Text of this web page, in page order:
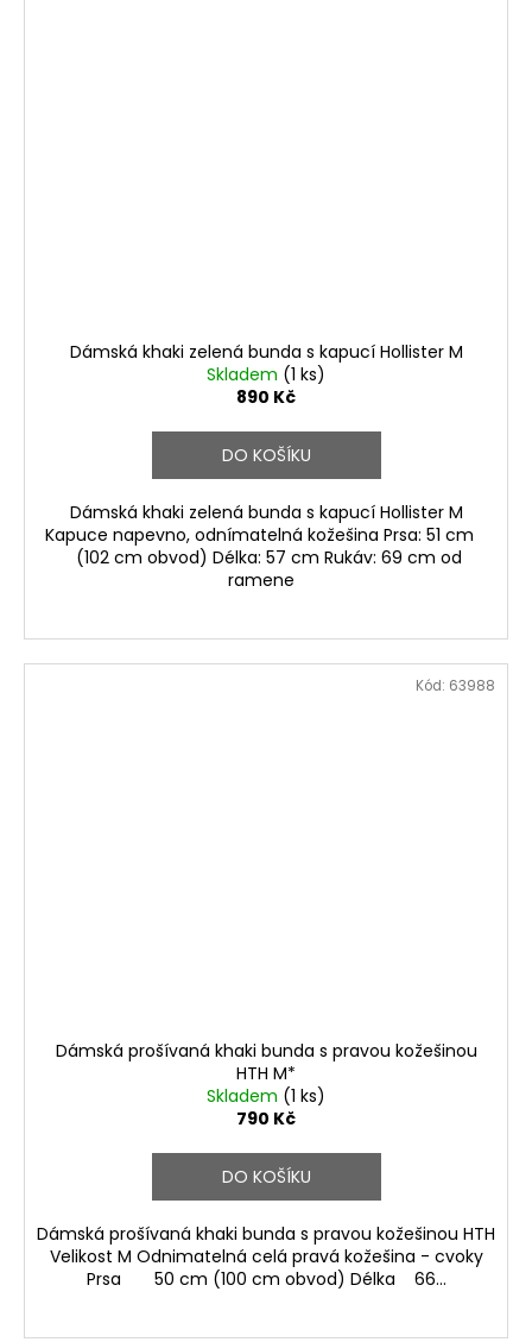
Dámská khaki zelená bunda s kapucí Hollister M
Skladem (1 ks)
890 Kč
DO KOŠÍKU
Dámská khaki zelená bunda s kapucí Hollister M
Kapuce napevno, odnímatelná kožešina Prsa: 51 cm
(102 cm obvod) Délka: 57 cm Rukáv: 69 cm od
ramene
Dámská prošívaná khaki bunda s pravou kožešinou
HTH M*
Skladem (1 ks)
790 Kč
DO KOŠÍKU
Dámská prošívaná khaki bunda s pravou kožešinou HTH
Velikost M Odnimatelná celá pravá kožešina - cvoky
Prsa 50 cm (100 cm obvod) Délka 66...
Kód: 63988